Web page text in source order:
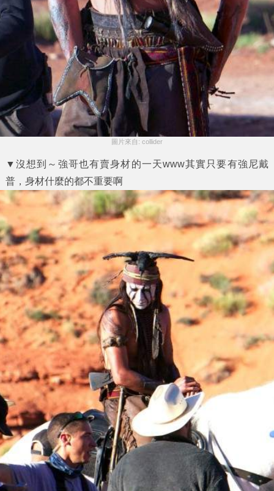
圖片來自: collider
▼沒想到～強哥也有賣身材的一天www其實只要有強尼戴
普，身材什麼的都不重要啊